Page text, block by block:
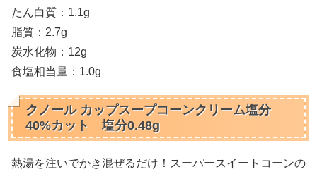
たん白質：1.1g
脂質：2.7g
炭水化物：12g
食塩相当量：1.0g
クノール カップスープコーンクリーム塩分
40%カット 塩分0.48g
熱湯を注いでかき混ぜるだけ！スーパースイートコーンの